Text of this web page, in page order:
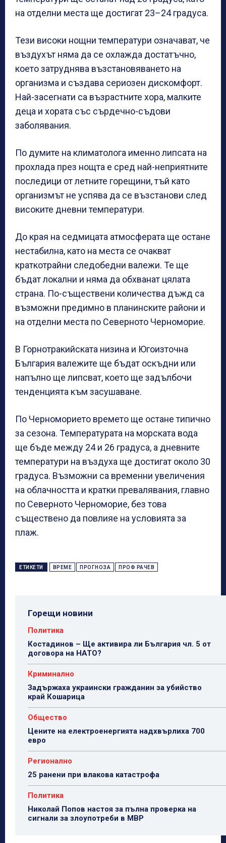
на отделни места ще достигат 23–24 градуса.
Тези високи нощни температури означават, че
въздухът няма да се охлажда достатъчно,
което затруднява възстановяването на
организма и създава сериозен дискомфорт.
Най-засегнати са възрастните хора, малките
деца и хората със сърдечно-съдови
заболявания.
По думите на климатолога именно липсата на
прохлада през нощта е сред най-неприятните
последици от летните горещини, тъй като
организмът не успява да се възстанови след
високите дневни температури.
До края на седмицата атмосферата ще остане
нестабилна, като на места се очакват
краткотрайни следобедни валежи. Те ще
бъдат локални и няма да обхванат цялата
страна. По-съществени количества дъжд са
възможни предимно в планинските райони и
на отделни места по Северното Черноморие.
В Горнотракийската низина и Югоизточна
България валежите ще бъдат оскъдни или
напълно ще липсват, което ще задълбочи
тенденцията към засушаване.
По Черноморието времето ще остане типично
за сезона. Температурата на морската вода
ще бъде между 24 и 26 градуса, а дневните
температури на въздуха ще достигат около 30
градуса. Възможни са временни увеличения
на облачността и кратки превалявания, главно
по Северното Черноморие, без това
съществено да повлияе на условията за
плаж.
ЕТИКЕТИ ВРЕМЕ ПРОГНОЗА ПРОФ РАЧЕВ
Горещи новини
Политика
Костадинов – Ще активира ли България чл. 5 от
договора на НАТО?
Криминално
Задържаха украински гражданин за убийство
край Кошарица
Общество
Цените на електроенергията надхвърлиха 700
евро
Регионално
25 ранени при влакова катастрофа
Политика
Николай Попов настоя за пълна проверка на
сигнали за злоупотреби в МВР